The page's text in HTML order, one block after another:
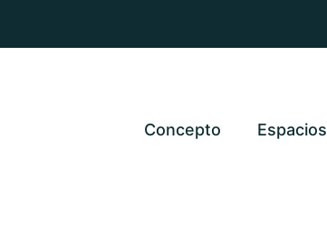
Concepto Espacios